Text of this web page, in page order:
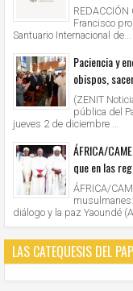
REDACCIÓN
Francisco
Santuario Internacional de...
Paciencia y
obispos,
(ZENIT
pública del
jueves 2 de diciembre ...
ÁFRICA/
que en las
ÁFRICA/
diálogo y la paz Yaoundé
LAS CATEQUESIS DEL